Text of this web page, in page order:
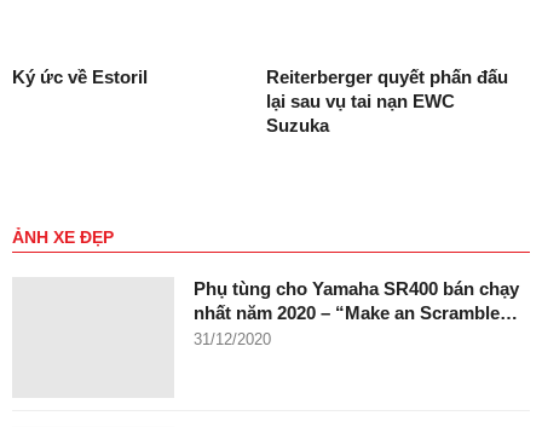
Ký ức về Estoril
Reiterberger quyết phấn đấu
lại sau vụ tai nạn EWC
Suzuka
ẢNH XE ĐẸP
Phụ tùng cho Yamaha SR400 bán chạy
nhất năm 2020 – “Make an Scramble…
31/12/2020